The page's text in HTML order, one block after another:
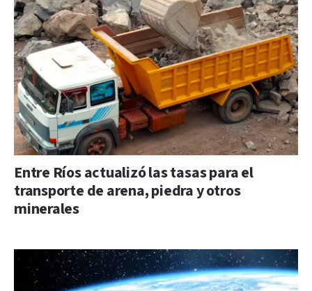
Entre Ríos actualizó las tasas para el
transporte de arena, piedra y otros
minerales